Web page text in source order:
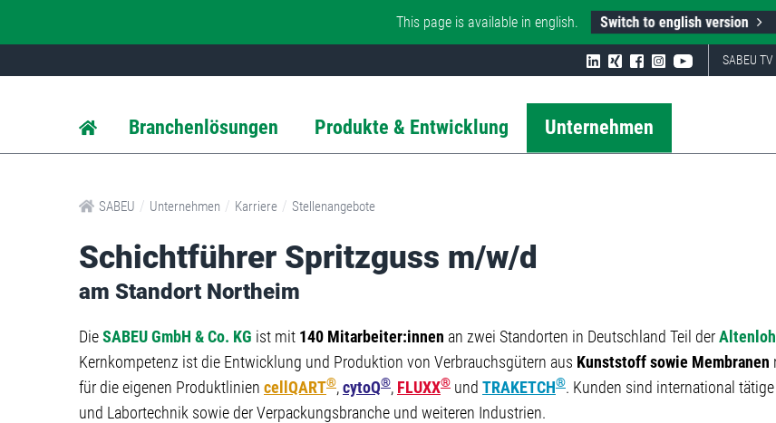
This page is available in english. Switch to english version
SABEU TV
Branchenlösungen Produkte & Entwicklung Unternehmen
SABEU / Unternehmen / Karriere / Stellenangebote
Schichtführer Spritzguss m/w/d
am Standort Northeim
DieSABEU GmbH & Co. KG ist mit 140 Mitarbeiter:innen an zwei Standorten in Deutschland Teil der
Kernkompetenz ist die Entwicklung und Produktion von Verbrauchsgütern aus Kunststoff sowie Membranen
für die eigenen Produktlinien cellQART®,cytoQ®, FLUXX® und TRAKETCH®. Kunden sind international
und Labortechnik sowie der Verpackungsbranche und weiteren Industrien.